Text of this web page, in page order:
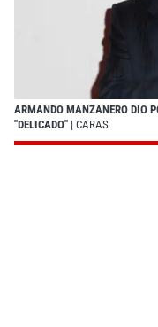
ARMANDO MANZANERO DIO
"DELICADO" | CARAS